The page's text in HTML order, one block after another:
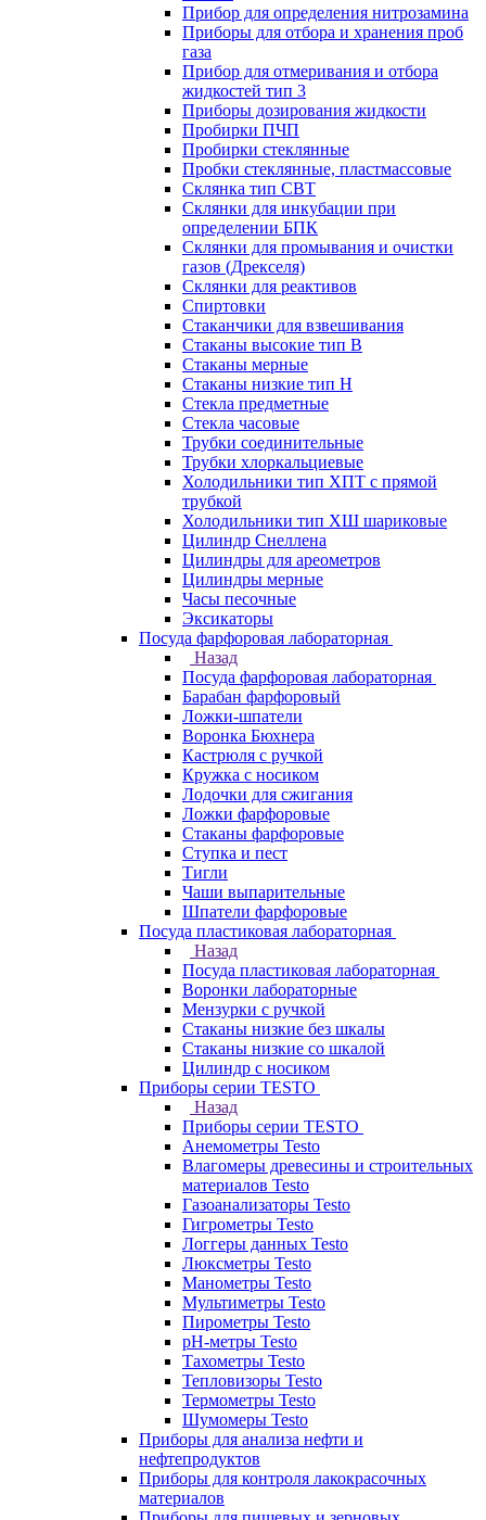
Прибор для определения нитрозамина
Приборы для отбора и хранения проб
газа
Прибор для отмеривания и отбора
жидкостей тип 3
Приборы дозирования жидкости
Пробирки ПЧП
Пробирки стеклянные
Пробки стеклянные, пластмассовые
Склянка тип СВТ
Склянки для инкубации при
определении БПК
Склянки для промывания и очистки
газов (Дрекселя)
Склянки для реактивов
Спиртовки
Стаканчики для взвешивания
Стаканы высокие тип В
Стаканы мерные
Стаканы низкие тип Н
Стекла предметные
Стекла часовые
Трубки соединительные
Трубки хлоркальциевые
Холодильники тип ХПТ с прямой
трубкой
Холодильники тип ХШ шариковые
Цилиндр Снеллена
Цилиндры для ареометров
Цилиндры мерные
Часы песочные
Эксикаторы
Посуда фарфоровая лабораторная
Назад
Посуда фарфоровая лабораторная
Барабан фарфоровый
Ложки-шпатели
Воронка Бюхнера
Кастрюля с ручкой
Кружка с носиком
Лодочки для сжигания
Ложки фарфоровые
Стаканы фарфоровые
Ступка и пест
Тигли
Чаши выпарительные
Шпатели фарфоровые
Посуда пластиковая лабораторная
Назад
Посуда пластиковая лабораторная
Воронки лабораторные
Мензурки с ручкой
Стаканы низкие без шкалы
Стаканы низкие со шкалой
Цилиндр с носиком
Приборы серии TESTO
Назад
Приборы серии TESTO
Анемометры Testo
Влагомеры древесины и строительных
материалов Testo
Газоанализаторы Testo
Гигрометры Testo
Логгеры данных Testo
Люксметры Testo
Манометры Testo
Мультиметры Testo
Пирометры Testo
pH-метры Testo
Тахометры Testo
Тепловизоры Testo
Термометры Testo
Шумомеры Testo
Приборы для анализа нефти и
нефтепродуктов
Приборы для контроля лакокрасочных
материалов